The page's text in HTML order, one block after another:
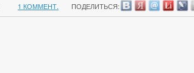
1 КОММЕНТ. ПОДЕЛИТЬСЯ: